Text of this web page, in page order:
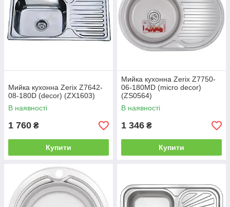
Мийка кухонна Zerix Z7642-
08-180D (decor) (ZX1603)
В наявності
1 760 ₴
Купити
Мийка кухонна Zerix Z7750-
06-180MD (micro decor)
(ZS0564)
В наявності
1 346 ₴
Купити